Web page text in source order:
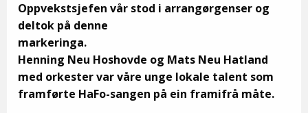
Oppvekstsjefen vår stod i arrangørgenser og
deltok på denne
Henning Neu Hoshovde og Mats Neu Hatland
med orkester var våre unge lokale talent som
framførte HaFo-sangen på ein framifrå måte.